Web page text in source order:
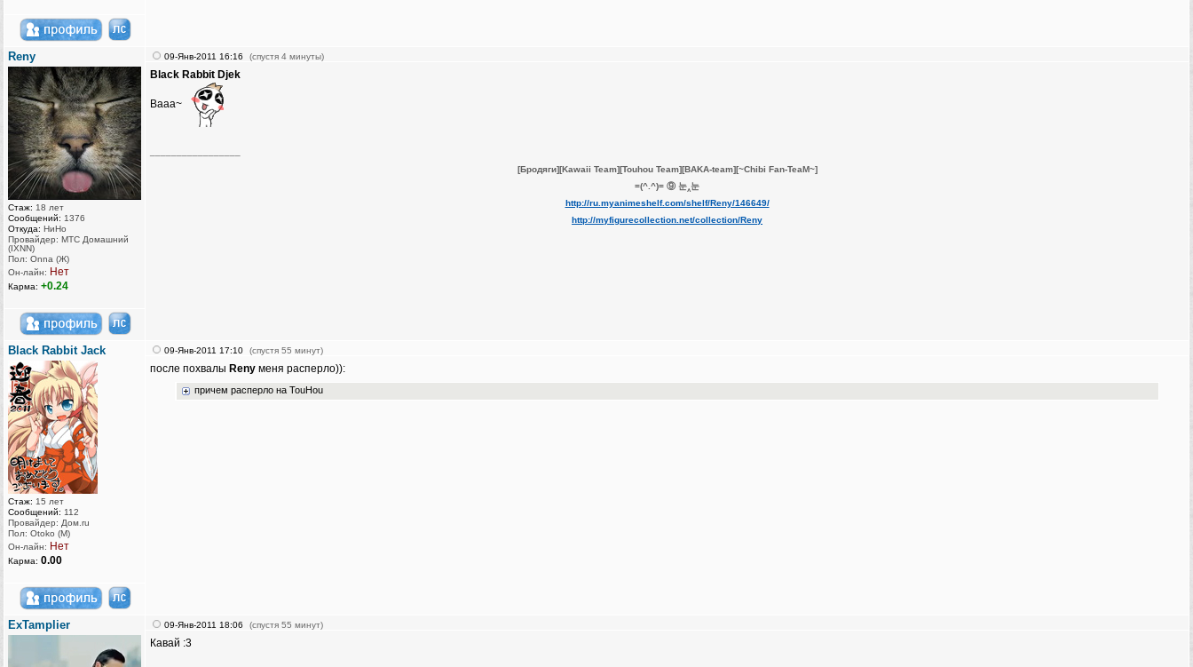
Reny
Стаж: 18 лет
Сообщений: 1376
Откуда: НиНо
Провайдер: МТС Домашний
(IXNN)
Пол: Onna (Ж)
Он-лайн: Нет
Карма: +0.24
09-Янв-2011 16:16 (спустя 4 минуты)
Black Rabbit Djek
Вааа~
[Бродяги][Kawaii Team][Touhou Team][BAKA-team][~Chibi Fan-TeaM~]
=(^.^)= ⑨ 눈‸눈
http://ru.myanimeshelf.com/shelf/Reny/146649/
http://myfigurecollection.net/collection/Reny
Black Rabbit Jack
Стаж: 15 лет
Сообщений: 112
Провайдер: Дом.ru
Пол: Otoko (M)
Он-лайн: Нет
Карма: 0.00
09-Янв-2011 17:10 (спустя 55 минут)
после похвалы Reny меня расперло)):
причем расперло на TouHou
ExTamplier 09-Янв-2011 18:06 (спустя 55 минут)
Кавай :3